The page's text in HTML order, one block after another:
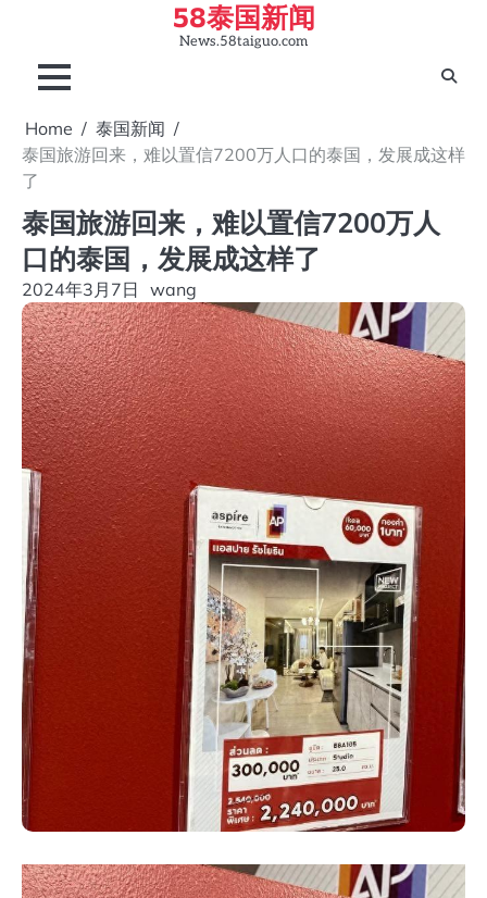
content
58泰国新闻
News.58taiguo.com
Home
泰国新闻
泰国旅游回来，难以置信7200万人口的泰国，发展成这样
了
泰国旅游回来，难以置信7200万人
口的泰国，发展成这样了
2024年3月7日 wang